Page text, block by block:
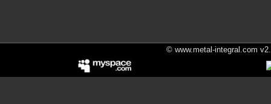
© www.metal-integral.com